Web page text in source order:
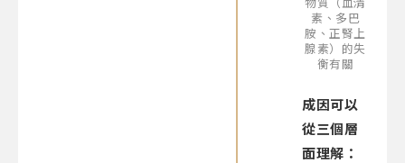
素、多巴
胺、正腎上
腺素）的失
衡有關
成因可以
從三個層
面理解：